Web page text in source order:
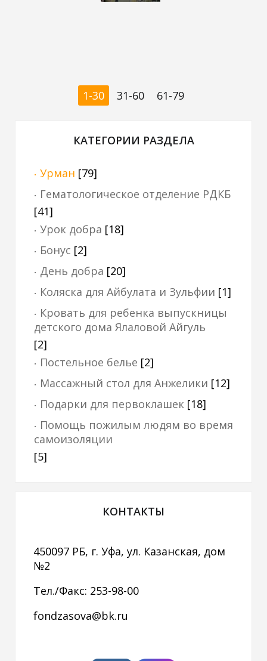
1-30 31-60 61-79
КАТЕГОРИИ РАЗДЕЛА
Урман [79]
Гематологическое отделение РДКБ
[41]
Урок добра [18]
Бонус [2]
День добра [20]
Коляска для Айбулата и Зульфии [1]
Кровать для ребенка выпускницы
детского дома Ялаловой Айгуль
[2]
Постельное белье [2]
Массажный стол для Анжелики [12]
Подарки для первоклашек [18]
Помощь пожилым людям во время
самоизоляции
[5]
КОНТАКТЫ
450097 РБ, г. Уфа, ул. Казанская, дом
№2
Тел./Факс: 253-98-00
fondzasova@bk.ru